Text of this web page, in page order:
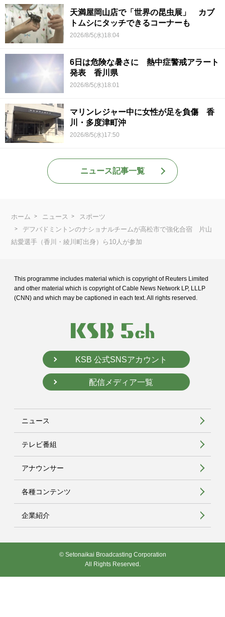
天満屋岡山店で「世界の昆虫展」 カブ
トムシにタッチできるコーナーも
2026/8/5(水)18:04
6日は危険な暑さに 熱中症警戒アラート
発表 香川県
2026/8/5(水)18:01
マリンレジャー中に女性が足を負傷 香
川・多度津町沖
2026/8/5(水)17:50
ニュース記事一覧
ホーム ニュース
スポーツ
デフバドミントンのナショナルチームが高松市で強化合宿 片山
結愛選手（香川・綾川町出身）ら10人が参加
This programme includes material which is copyright of Reuters Limited
and other material which is copyright of Cable News Network LP, LLLP
(CNN) and which may be captioned in each text. All rights reserved.
KSB 公式SNSアカウント
配信メディア一覧
ニュース
テレビ番組
アナウンサー
各種コンテンツ
企業紹介
© Setonaikai Broadcasting Corporation
All Rights Reserved.